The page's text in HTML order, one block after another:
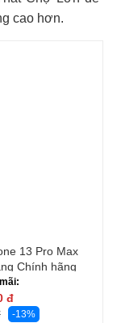
cao hơn.
13 Pro Max
Chính hãng
đ
-13%